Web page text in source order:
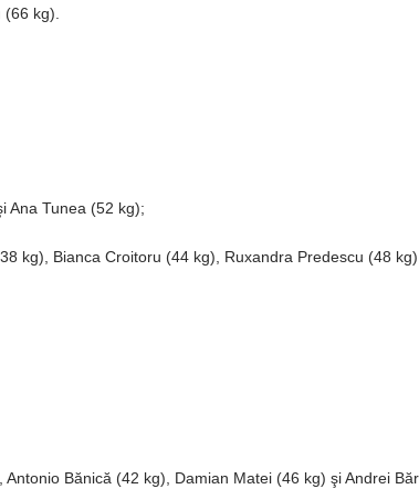
kg).
Ana Tunea (52 kg);
kg), Bianca Croitoru (44 kg), Ruxandra Predescu (48
Bănică (42 kg), Damian Matei (46 kg) şi Andrei